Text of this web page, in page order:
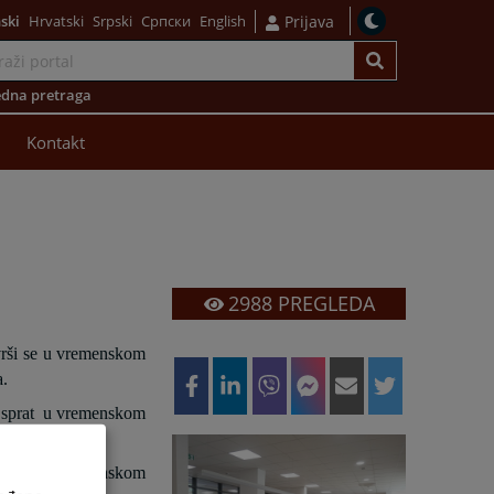
Hrvatski Srpski Српски English Prijava
pretraga
Kontakt
se u vremenskom
u vremenskom
u vremenskom
2988PREGLEDA